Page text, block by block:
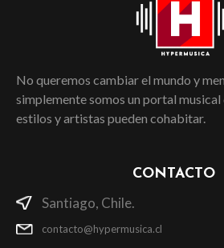
No queremos cambiar el mundo y
simplemente somos un portal
estilos y artistas pueden cohabitar.
CONTACTO
Santiago, Chile.
contacto@hypermusica.cl